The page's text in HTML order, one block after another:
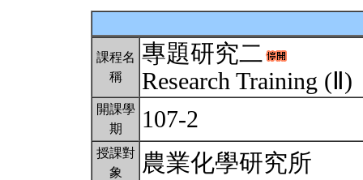
課程名
稱
專題研究二
Research Training (Ⅱ)
開課學
期
107-2
授課對
象
農業化學研究所